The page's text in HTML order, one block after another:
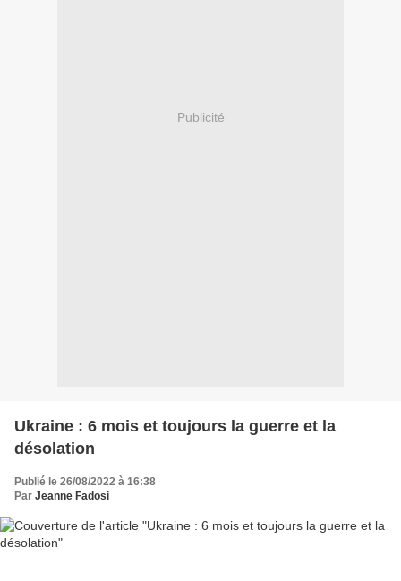
Publicité
Ukraine : 6 mois et toujours la guerre et la
désolation
Publié le 26/08/2022 à 16:38
Par Jeanne Fadosi